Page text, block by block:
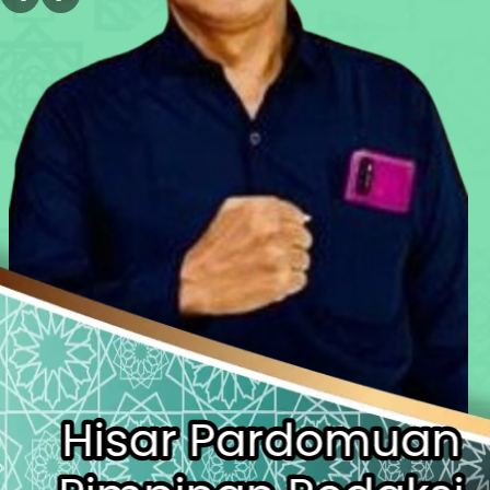
Bekasi PRIDE Award 2026
Kejagung Serahkan 6 Tersangka
Anak Pengetik Naskah